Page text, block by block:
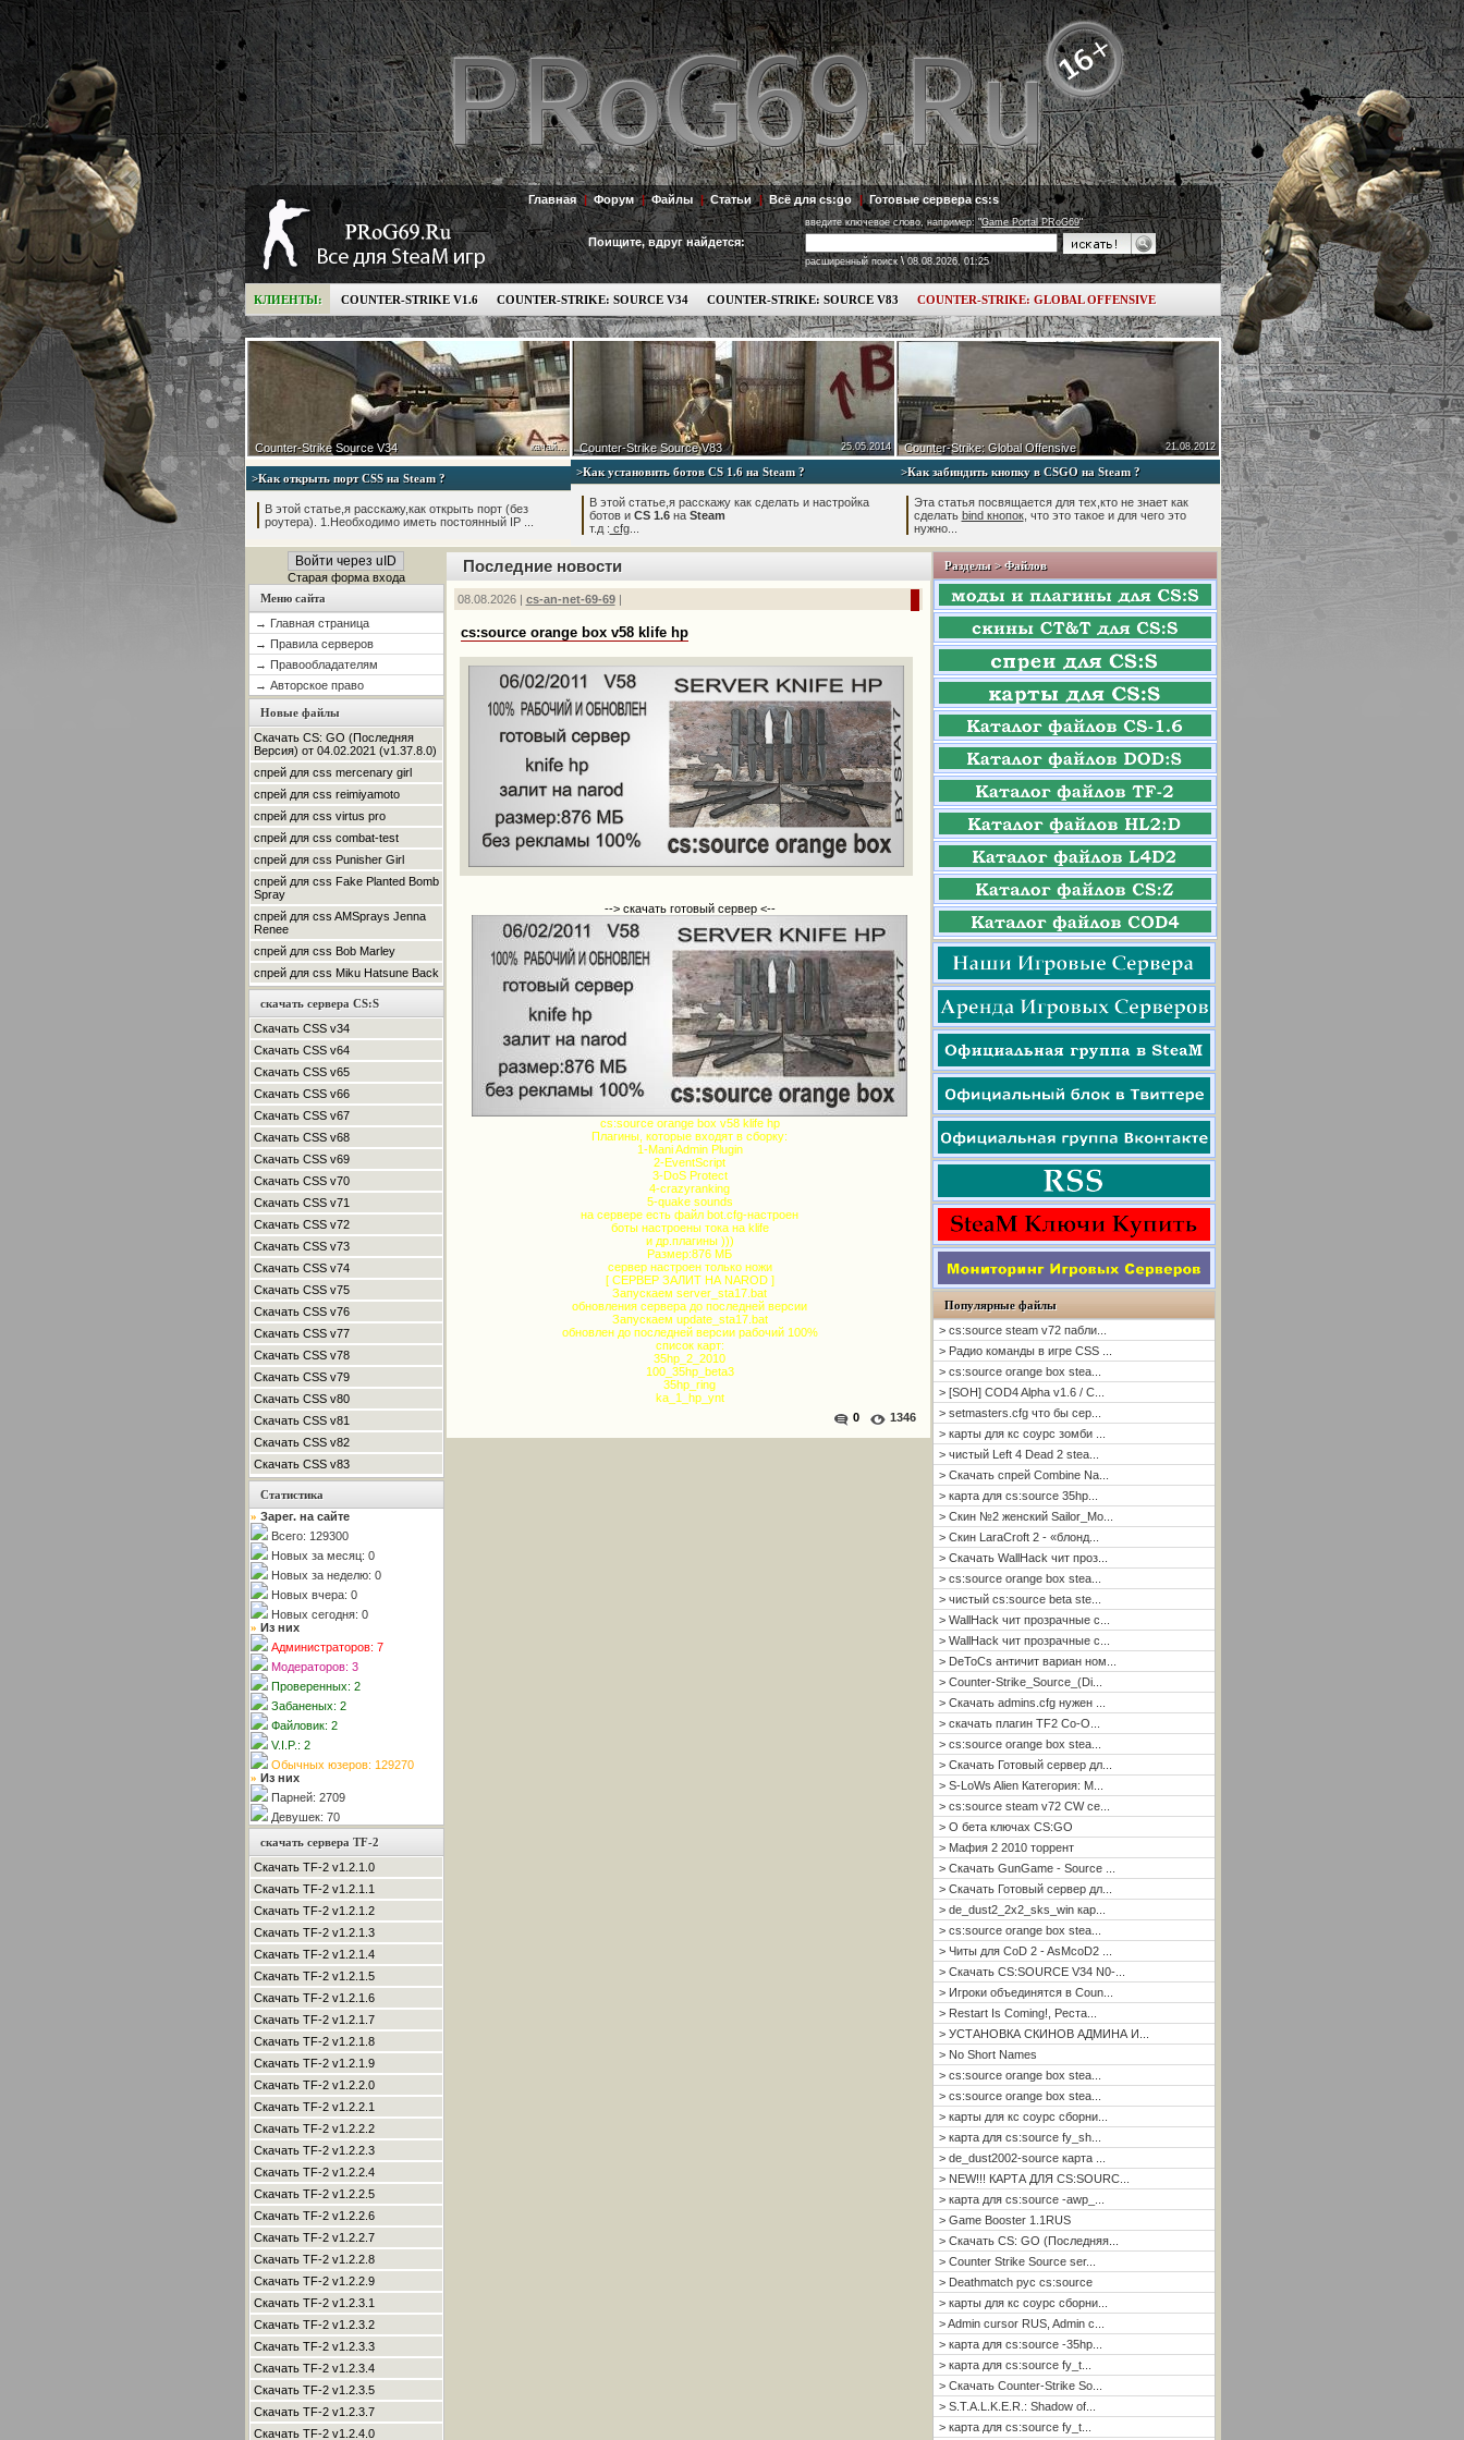
Главная | Форум | Файлы | Статьи | Всё для cs:go | Готовые сервера cs:s
Поищите, вдруг найдется:
введите ключевое слово, например: "Game Portal PRoG69"
расширенный поиск \ 08.08.2026, 01:25
КЛИЕНТЫ: COUNTER-STRIKE V1.6 COUNTER-STRIKE: SOURCE V34 COUNTER-STRIKE: SOURCE V83 COUNTER-STRIKE: GLOBAL OFFENSIVE
качай...
Counter-Strike Source V34 25.05.2014
Counter-Strike Source V83 21.08.2012
Counter-Strike: Global Offensive
>Как открыть порт CSS на Steam ?
В этой статье,я расскажу,как открыть порт (без
роутера). 1.Необходимо иметь постоянный IP ...
>Как установить ботов СS 1.6 на Steam ?
В этой статье,я расскажу как сделать и настройка
ботов и CS 1.6на Steam
т.д : cfg...
>Как забиндить кнопку в CSGO на Steam ?
Эта статья посвящается для тех,кто не знает как
сделать bind кнопок, что это такое и для чего это
нужно...
Войти через uID
Старая форма входа
Меню сайта
→ Главная страница
→ Правила серверов
→ Правообладателям
→ Авторское право
Новые файлы
Скачать CS: GO (Последняя
Версия) от 04.02.2021 (v1.37.8.0)
спрей для css mercenary girl
спрей для css reimiyamoto
спрей для css virtus pro
спрей для css combat-test
спрей для css Punisher Girl
спрей для css Fake Planted Bomb
Spray
спрей для css AMSprays Jenna
Renee
спрей для css Bob Marley
спрей для css Miku Hatsune Back
скачать сервера CS:S
Скачать CSS v34
Скачать CSS v64
Скачать CSS v65
Скачать CSS v66
Скачать CSS v67
Скачать CSS v68
Скачать CSS v69
Скачать CSS v70
Скачать CSS v71
Скачать CSS v72
Скачать CSS v73
Скачать CSS v74
Скачать CSS v75
Скачать CSS v76
Скачать CSS v77
Скачать CSS v78
Скачать CSS v79
Скачать CSS v80
Скачать CSS v81
Скачать CSS v82
Скачать CSS v83
Статистика
» Зарег. на сайте
Всего: 129300
Новых за месяц: 0
Новых за неделю: 0
Новых вчера: 0
Новых сегодня: 0
» Из них
Администраторов: 7
Модераторов: 3
Проверенных: 2
Забаненых: 2
Файловик: 2
V.I.P.: 2
Обычных юзеров: 129270
» Из них
Парней: 2709
Девушек: 70
скачать сервера TF-2
Скачать TF-2 v1.2.1.0
Скачать TF-2 v1.2.1.1
Скачать TF-2 v1.2.1.2
Скачать TF-2 v1.2.1.3
Скачать TF-2 v1.2.1.4
Скачать TF-2 v1.2.1.5
Скачать TF-2 v1.2.1.6
Скачать TF-2 v1.2.1.7
Скачать TF-2 v1.2.1.8
Скачать TF-2 v1.2.1.9
Скачать TF-2 v1.2.2.0
Скачать TF-2 v1.2.2.1
Скачать TF-2 v1.2.2.2
Скачать TF-2 v1.2.2.3
Скачать TF-2 v1.2.2.4
Скачать TF-2 v1.2.2.5
Скачать TF-2 v1.2.2.6
Скачать TF-2 v1.2.2.7
Скачать TF-2 v1.2.2.8
Скачать TF-2 v1.2.2.9
Скачать TF-2 v1.2.3.1
Скачать TF-2 v1.2.3.2
Скачать TF-2 v1.2.3.3
Скачать TF-2 v1.2.3.4
Скачать TF-2 v1.2.3.5
Скачать TF-2 v1.2.3.7
Скачать TF-2 v1.2.4.0
Последние новости
08.08.2026 | cs-an-net-69-69|
cs:source orange box v58 klife hp
--> скачать готовый сервер <--
cs:source orange box v58 klife hp
Плагины, которые входят в сборку:
1-Mani Admin Plugin
2-EventScript
3-DoS Protect
4-crazyranking
5-quake sounds
на сервере есть файл bot.cfg-настроен
боты настроены тока на klife
и др.плагины )))
Размер:876 МБ
сервер настроен только ножи
[ CЕРВЕР ЗАЛИТ НА NAROD ]
Запускаем server_sta17.bat
обновления сервера до последней версии
Запускаем update_sta17.bat
обновлен до последней версии рабочий 100%
список карт:
35hp_2_2010
100_35hp_beta3
35hp_ring
ka_1_hp_ynt
0
1346
Разделы > Файлов
Популярные файлы
> cs:source steam v72 пабли...
> Радио команды в игре CSS ...
> cs:source orange box stea...
> [SOH] COD4 Alpha v1.6 / C...
> setmasters.cfg что бы сер...
> карты для кс соурс зомби ...
> чистый Left 4 Dead 2 stea...
> Скачать спрей Combine Na...
> карта для cs:source 35hp...
> Скин №2 женский Sailor_Mo...
> Скин LaraCroft 2 - «блонд...
> Скачать WallHack чит проз...
> cs:source orange box stea...
> чистый cs:source beta ste...
> WallHack чит прозрачные с...
> WallHack чит прозрачные с...
> DeToCs античит вариан ном...
> Counter-Strike_Source_(Di...
> Скачать admins.cfg нужен ...
> скачать плагин TF2 Co-O...
> cs:source orange box stea...
> Скачать Готовый сервер дл...
> S-LoWs Alien Категория: М...
> cs:source steam v72 CW се...
> О бета ключах CS:GO
> Мафия 2 2010 торрент
> Скачать GunGame - Source ...
> Скачать Готовый сервер дл...
> de_dust2_2x2_sks_win кар...
> cs:source orange box stea...
> Читы для CoD 2 - AsMcoD2 ...
> Скачать CS:SOURCE V34 N0-...
> Игроки объединятся в Coun...
> Restart Is Coming!, Реста...
> УСТАНОВКА СКИНОВ АДМИНА И...
> No Short Names
> cs:source orange box stea...
> cs:source orange box stea...
> карты для кс соурс сборни...
> карта для cs:source fy_sh...
> de_dust2002-source карта ...
> NEW!!! КАРТА ДЛЯ CS:SOURC...
> карта для cs:source -awp_...
> Game Booster 1.1RUS
> Скачать CS: GO (Последняя...
> Counter Strike Source ser...
> Deathmatch рус cs:source
> карты для кс соурс сборни...
> Admin cursor RUS, Admin c...
> карта для cs:source -35hp...
> карта для cs:source fy_t...
> Скачать Counter-Strike So...
> S.T.A.L.K.E.R.: Shadow of...
> карта для cs:source fy_t...